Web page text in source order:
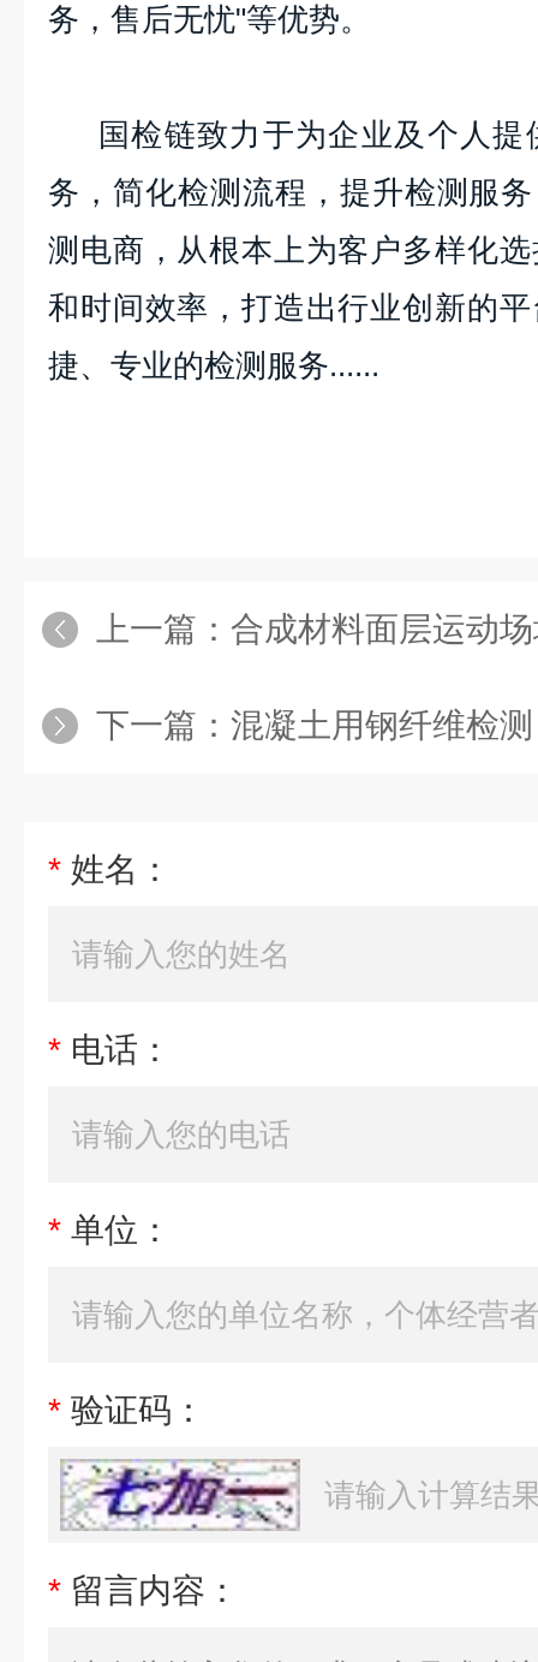
务，售后无忧"等优势。
国检链致力于为企业及个人提
务，简化检测流程，提升检测服
测电商，从根本上为客户多样化
和时间效率，打造出行业创新的
捷、专业的检测服务......
上一篇： 合成材料面层运动
下一篇： 混凝土用钢纤维检测
* 姓名：
* 电话：
* 单位：
* 验证码：
* 留言内容：